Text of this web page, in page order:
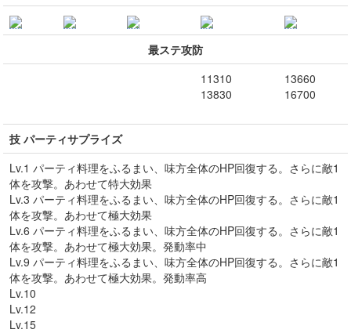
最ステ攻防
11310
13830
13660
16700
技 パーティサプライズ
Lv.1 パーティ料理をふるまい、味方全体のHP回復する。さらに敵1
体を攻撃。あわせて特大効果
Lv.3 パーティ料理をふるまい、味方全体のHP回復する。さらに敵1
体を攻撃。あわせて極大効果
Lv.6 パーティ料理をふるまい、味方全体のHP回復する。さらに敵1
体を攻撃。あわせて極大効果。発動率中
Lv.9 パーティ料理をふるまい、味方全体のHP回復する。さらに敵1
体を攻撃。あわせて極大効果。発動率高
Lv.10
Lv.12
Lv.15